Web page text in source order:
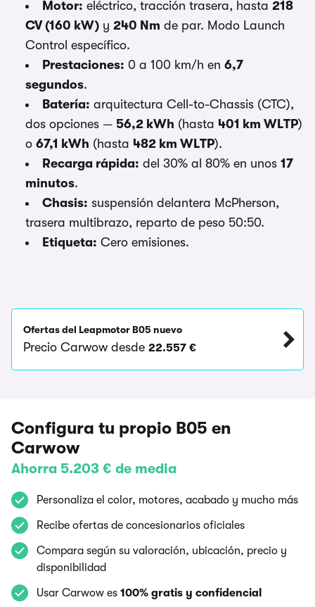
Motor: eléctrico, tracción trasera, hasta 218
CV (160 kW) y 240 Nm de par. Modo Launch
Control específico.
Prestaciones: 0 a 100 km/h en 6,7
segundos.
Batería: arquitectura Cell-to-Chassis (CTC),
dos opciones — 56,2 kWh (hasta 401 km WLTP)
o 67,1 kWh (hasta 482 km WLTP).
Recarga rápida: del 30% al 80% en unos 17
minutos.
Chasis: suspensión delantera McPherson,
trasera multibrazo, reparto de peso 50:50.
Etiqueta: Cero emisiones.
Ofertas del Leapmotor B05 nuevo
Precio Carwow desde 22.557 €
Configura tu propio B05 en
Carwow
Ahorra 5.203 € de media
Personaliza el color, motores, acabado y mucho más
Recibe ofertas de concesionarios oficiales
Compara según su valoración, ubicación, precio y
disponibilidad
Usar Carwow es 100% gratis y confidencial